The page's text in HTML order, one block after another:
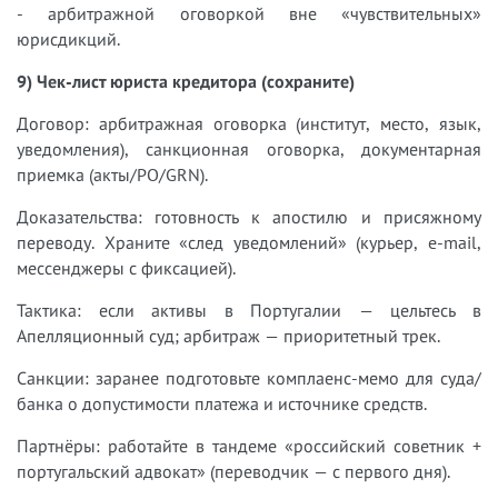
- арбитражной оговоркой вне «чувствительных»
юрисдикций.
9) Чек-лист юриста кредитора (сохраните)
Договор: арбитражная оговорка (институт, место, язык,
уведомления), санкционная оговорка, документарная
приемка (акты/PO/GRN).
Доказательства: готовность к апостилю и присяжному
переводу. Храните «след уведомлений» (курьер, e-mail,
мессенджеры с фиксацией).
Тактика: если активы в Португалии — цельтесь в
Апелляционный суд; арбитраж — приоритетный трек.
Санкции: заранее подготовьте комплаенс-мемо для суда/
банка о допустимости платежа и источнике средств.
Партнёры: работайте в тандеме «российский советник +
португальский адвокат» (переводчик — с первого дня).